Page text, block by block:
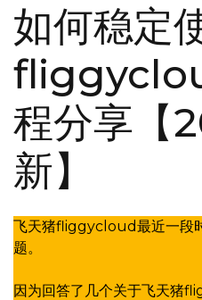
如何稳定
程分享【
新】
飞天猪fliggycloud最近一段
题。
因为回答了几个关于飞天猪